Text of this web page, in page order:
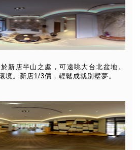
新店半山之處，可遠眺大台北盆地。
境。新店1/3價，輕鬆成就別墅夢。